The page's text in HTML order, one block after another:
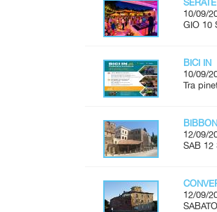
10/09/
GIO 10
BICI IN
10/09/
Tra
12/09/
SAB 12
12/09/